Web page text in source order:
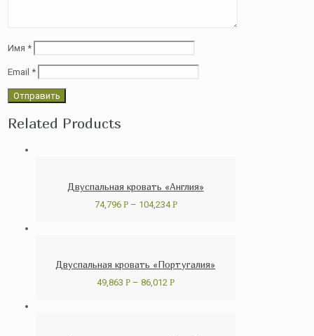
Имя*
Email*
Related Products
Двуспальная кровать «Англия»
74,796 Р– 104,234Р
Двуспальная кровать «Португалия»
49,863Р –86,012Р